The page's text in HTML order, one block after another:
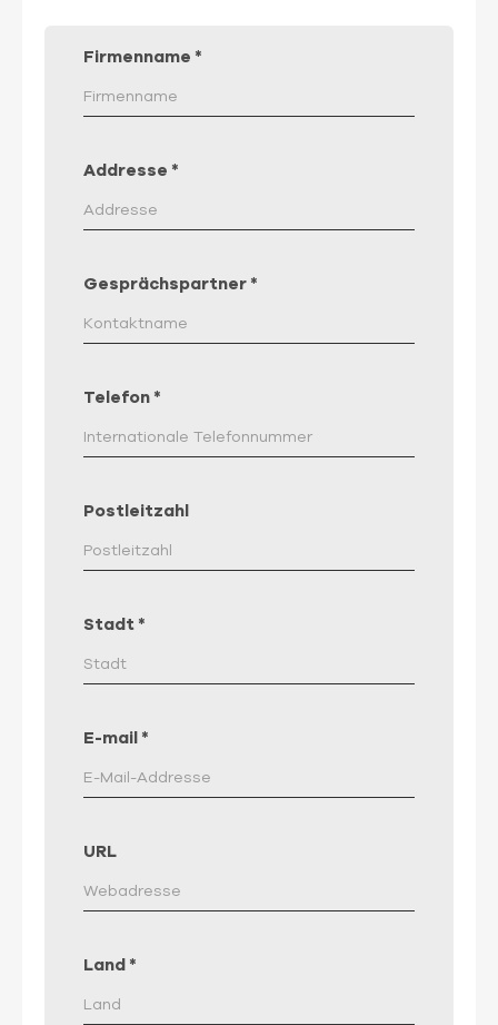
Firmenname *
Addresse *
Gesprächspartner *
Telefon *
Postleitzahl
Stadt *
E-mail *
URL
Land *